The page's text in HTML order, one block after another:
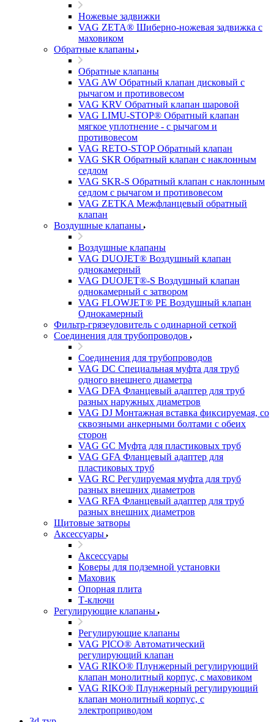
Ножевые задвижки
VAG ZETA® Шиберно-ножевая задвижка с
маховиком
Обратные клапаны
Обратные клапаны
VAG AW Обратный клапан дисковый с
рычагом и противовесом
VAG KRV Обратный клапан шаровой
VAG LIMU-STOP® Обратный клапан
мягкое уплотнение - с рычагом и
противовесом
VAG RETO-STOP Обратный клапан
VAG SKR Обратный клапан с наклонным
седлом
VAG SKR-S Обратный клапан с наклонным
седлом с рычагом и противовесом
VAG ZETKA Межфланцевый обратный
клапан
Воздушные клапаны
Воздушные клапаны
VAG DUOJET® Воздушный клапан
однокамерный
VAG DUOJET®-S Воздушный клапан
однокамерный с затвором
VAG FLOWJET® PE Воздушный клапан
Однокамерный
Фильтр-грязеуловитель с одинарной сеткой
Соединения для трубопроводов
Соединения для трубопроводов
VAG DC Специальная муфта для труб
одного внешнего диаметра
VAG DFA Фланцевый адаптер для труб
разных наружных диаметров
VAG DJ Монтажная вставка фиксируемая, со
сквозными анкерными болтами с обеих
сторон
VAG GC Муфта для пластиковых труб
VAG GFA Фланцевый адаптер для
пластиковых труб
VAG RC Регулируемая муфта для труб
разных внешних диаметров
VAG RFA Фланцевый адаптер для труб
разных внешних диаметров
Щитовые затворы
Аксессуары
Аксессуары
Коверы для подземной установки
Маховик
Опорная плита
Т-ключи
Регулирующие клапаны
Регулирующие клапаны
VAG PICO® Автоматический
регулирующий клапан
VAG RIKO® Плунжерный регулирующий
клапан монолитный корпус, с маховиком
VAG RIKO® Плунжерный регулирующий
клапан монолитный корпус, с
электроприводом